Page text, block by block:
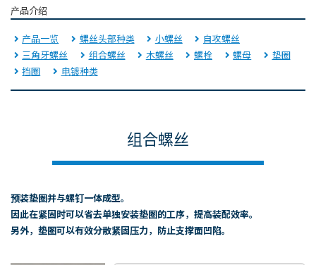
产品介绍
产品一览 螺丝头部种类 小螺丝
自攻螺丝
三角牙螺丝
组合螺丝 木螺丝 螺栓 螺母
垫圈
挡圈
电镀种类
组合螺丝
预装垫圈并与螺钉一体成型。
因此在紧固时可以省去单独安装垫圈的工序，提高装配效率。
另外，垫圈可以有效分散紧固压力，防止支撑面凹陷。